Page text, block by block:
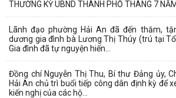
THƯỜNG KỲ UBND THÀNH PHỐ THÁNG 7
Lãnh đạo phường Hải An đã đến thăm,
dương gia đình bà Lương Thị Thúy (trú tại
Gia đình đã tự nguyện hiến...
Đồng chí Nguyễn Thị Thu, Bí thư Đảng ủy,
Hải An chủ trì buổi tiếp công dân định kỳ để
kiến nghị của các hộ...